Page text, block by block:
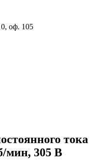
оф. 105
тока
мин, 305 В